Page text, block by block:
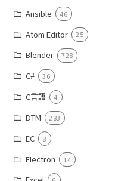
Ansible 46
Atom Editor 25
Blender 728
C# 36
C言語 4
DTM 283
EC 8
Electron 14